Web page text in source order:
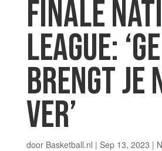
FINALE
LEAGUE:
BRENGT JE
VER’
door Basketball.nl | Sep 13, 2023 |